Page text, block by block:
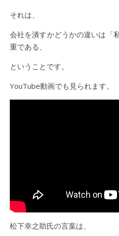
それは、
会社を潰すかどうかの違いは「
重である、
ということです。
YouTube動画でも見られます。
松下幸之助氏の言葉は、